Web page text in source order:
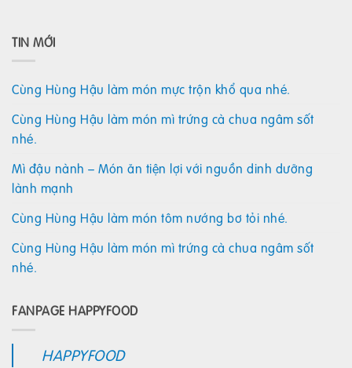
TIN MỚI
Cùng Hùng Hậu làm món mực trộn khổ qua nhé.
Cùng Hùng Hậu làm món mì trứng cà chua ngâm sốt
nhé.
Mì đậu nành – Món ăn tiện lợi với nguồn dinh dưỡng
lành mạnh
Cùng Hùng Hậu làm món tôm nướng bơ tỏi nhé.
Cùng Hùng Hậu làm món mì trứng cà chua ngâm sốt
nhé.
FANPAGE HAPPYFOOD
HAPPYFOOD